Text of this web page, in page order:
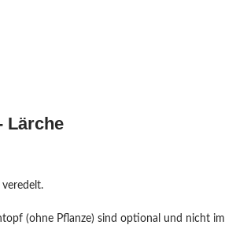
Lärche
(ohne Pflanze) sind optional und nicht im